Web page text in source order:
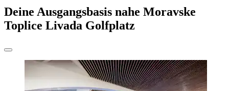
Deine Ausgangsbasis nahe Moravske
Toplice Livada Golfplatz